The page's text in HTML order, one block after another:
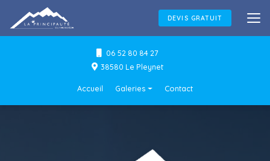
contenu
principal
06 52 80 84 27
38580 Le Pleynet
Accueil Galeries
Flocage textile
Contact
DEVIS GRATUIT